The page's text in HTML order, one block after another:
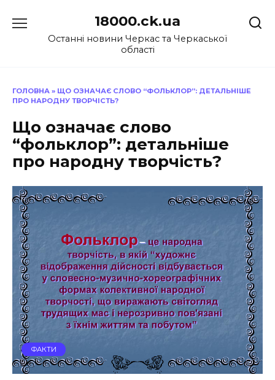
до
18000.ck.ua
Останні новини Черкас та Черкаської
області
ГОЛОВНА » ЩО ОЗНАЧАЄ СЛОВО “ФОЛЬКЛОР”: ДЕТАЛЬНІШЕ
ПРО НАРОДНУ ТВОРЧІСТЬ?
Що означає слово
“фольклор”: детальніше
про народну творчість?
ФАКТИ